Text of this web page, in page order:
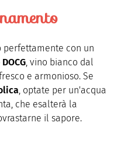
perfettamente con un
, vino bianco dal
e armonioso. Se
, optate per un'acqua
che esalterà la
il sapore.